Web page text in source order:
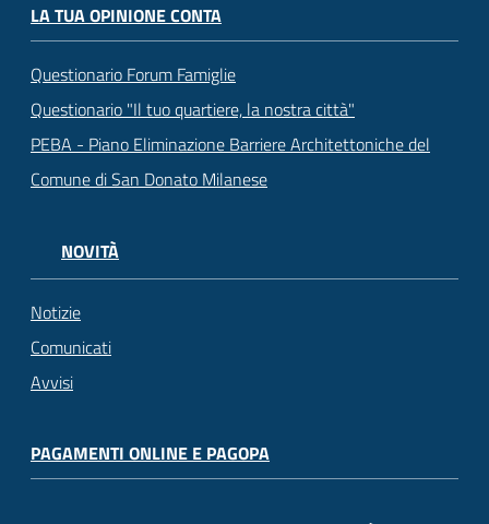
LA TUA OPINIONE CONTA
Questionario Forum Famiglie
Questionario "Il tuo quartiere, la nostra città"
PEBA - Piano Eliminazione Barriere Architettoniche del
Comune di San Donato Milanese
NOVITÀ
Notizie
Comunicati
Avvisi
PAGAMENTI ONLINE E PAGOPA